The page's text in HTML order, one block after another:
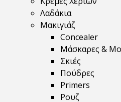
Λαδάκια
Μακιγιάζ
Concealer
Μάσκαρες &
Σκιές
Πούδρες
Primers
Ρουζ